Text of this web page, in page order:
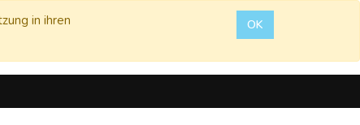
in ihren
OK